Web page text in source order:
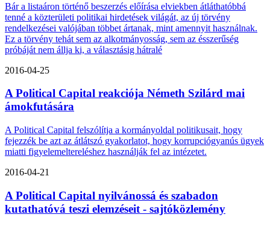
Bár a listaáron történő beszerzés előírása elviekben átláthatóbbá
tenné a közterületi politikai hirdetések világát, az új törvény
rendelkezései valójában többet ártanak, mint amennyit használnak.
Ez a törvény tehát sem az alkotmányosság, sem az ésszerűség
próbáját nem állja ki, a választásig hátralé
2016-04-25
A Political Capital reakciója Németh Szilárd mai
ámokfutására
A Political Capital felszólítja a kormányoldal politikusait, hogy
fejezzék be azt az átlátszó gyakorlatot, hogy korrupciógyanús ügyek
miatti figyelemeltereléshez használják fel az intézetet.
2016-04-21
A Political Capital nyilvánossá és szabadon
kutathatóvá teszi elemzéseit - sajtóközlemény